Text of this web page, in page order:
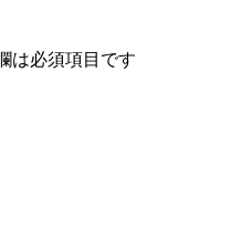
は必須項目です